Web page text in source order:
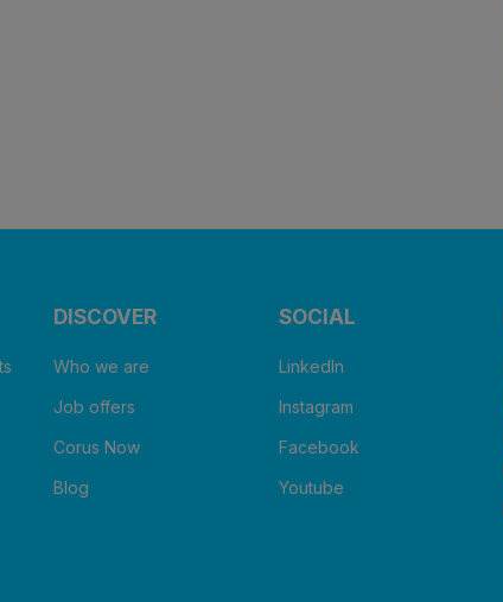
DISCOVER
Who we are
Job offers
Corus Now
Blog
SOCIAL
LinkedIn
Instagram
Facebook
Youtube